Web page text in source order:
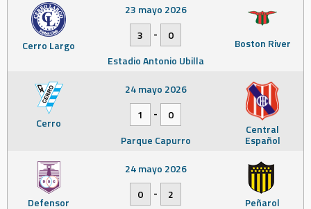
Cerro Largo Boston River
23 mayo 2026
3
-
0
Estadio Antonio Ubilla
Cerro Central
Español
24 mayo 2026
1
-
0
Parque Capurro
Defensor Peñarol
24 mayo 2026
0
-
2